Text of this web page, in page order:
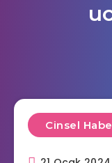
Cinsel